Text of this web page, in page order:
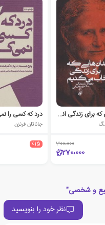
زندان هایی که برای زندگی انتخاب می کنیم
300،000
270،000
درد که کسی را
جاناتان فرنزن
٪15
و شخصی"
نظر خود را بنویسید